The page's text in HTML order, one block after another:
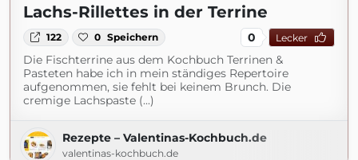
Lachs-Rillettes in der Terrine
122 0 Speichern 0 Lecker
Die Fischterrine aus dem Kochbuch Terrinen &
Pasteten habe ich in mein ständiges Repertoire
aufgenommen, sie fehlt bei keinem Brunch. Die
cremige Lachspaste (...)
Rezepte – Valentinas-Kochbuch.de
valentinas-kochbuch.de